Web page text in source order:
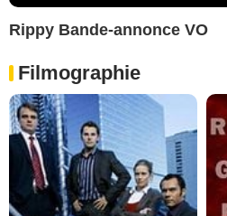
Rippy Bande-annonce VO
Filmographie